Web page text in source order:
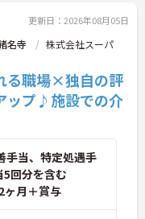
ター」
り評価
用いた
不安や
ていま
更新日：2026年08月05日
名寺
株式会社スーパ
る職場×独自の評
ップ♪施設での介
手当、特定処遇手
回分を含む
月＋賞与